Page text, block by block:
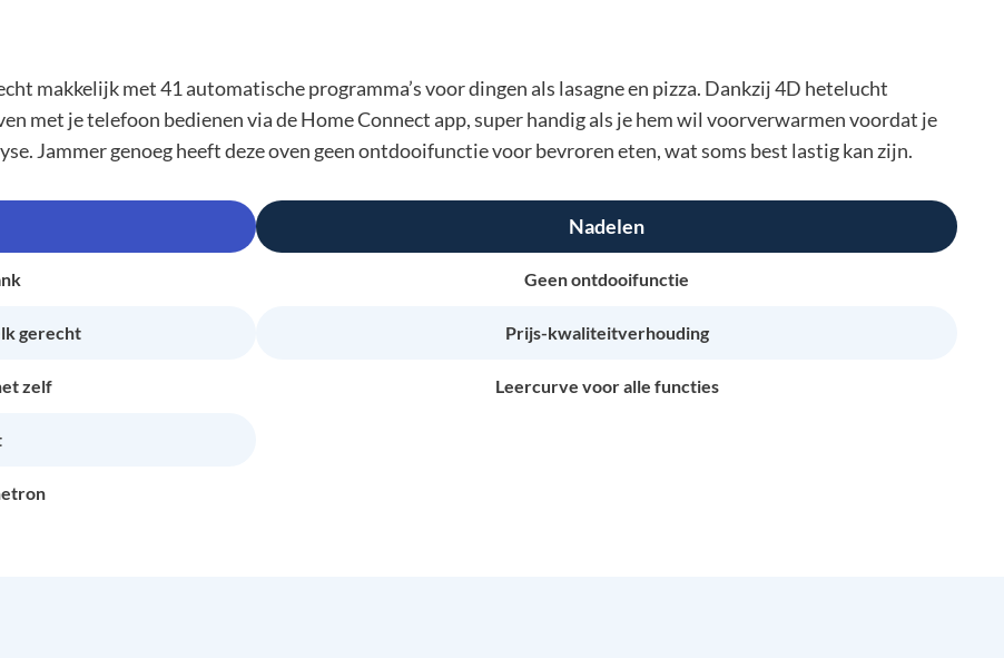
makkelijk met 41 automatische programma’s voor dingen als lasagne en pizza. Dankzij 4D hetelucht
met je telefoon bedienen via de Home Connect app, super handig als je hem wil voorverwarmen voordat je
Jammer genoeg heeft deze oven geen ontdooifunctie voor bevroren eten, wat soms best lastig kan zijn.
gerecht
zelf
Nadelen
Geen ontdooifunctie
Prijs-kwaliteitverhouding
Leercurve voor alle functies